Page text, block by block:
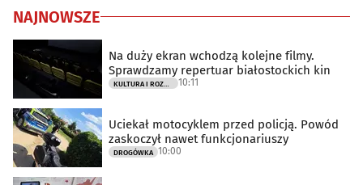
NAJNOWSZE
Na duży ekran wchodzą kolejne filmy.
Sprawdzamy repertuar białostockich kin
KULTURA I ROZRYWKA 10:11
Uciekał motocyklem przed policją. Powód
zaskoczył nawet funkcjonariuszy
DROGÓWKA 10:00